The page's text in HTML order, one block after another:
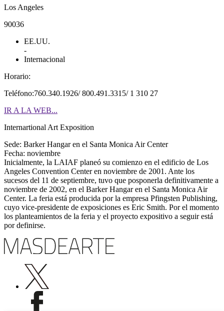
Los Angeles
90036
EE.UU.
-
Internacional
Horario:
Teléfono:760.340.1926/ 800.491.3315/ 1 310 27
IR A LA WEB...
Internartional Art Exposition
Sede: Barker Hangar en el Santa Monica Air Center
Fecha: noviembre
Inicialmente, la LAIAF planeó su comienzo en el edificio de Los
Angeles Convention Center en noviembre de 2001. Ante los
sucesos del 11 de septiembre, tuvo que posponerla definitivamente a
noviembre de 2002, en el Barker Hangar en el Santa Monica Air
Center. La feria está producida por la empresa Pfingsten Publishing,
cuyo vice-presidente de exposiciones es Eric Smith. Por el momento
los planteamientos de la feria y el proyecto expositivo a seguir está
por definirse.